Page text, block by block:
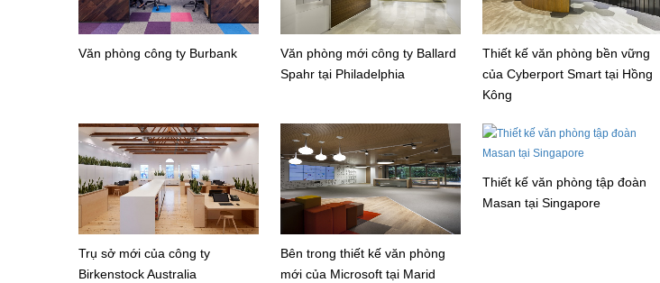
Văn phòng công ty Burbank
Văn phòng mới công ty Ballard
Spahr tại Philadelphia
Thiết kế văn phòng bền vững
của Cyberport Smart tại Hồng
Kông
Trụ sở mới của công ty
Birkenstock Australia
Bên trong thiết kế văn phòng
mới của Microsoft tại Marid
Thiết kế văn phòng tập đoàn
Masan tại Singapore